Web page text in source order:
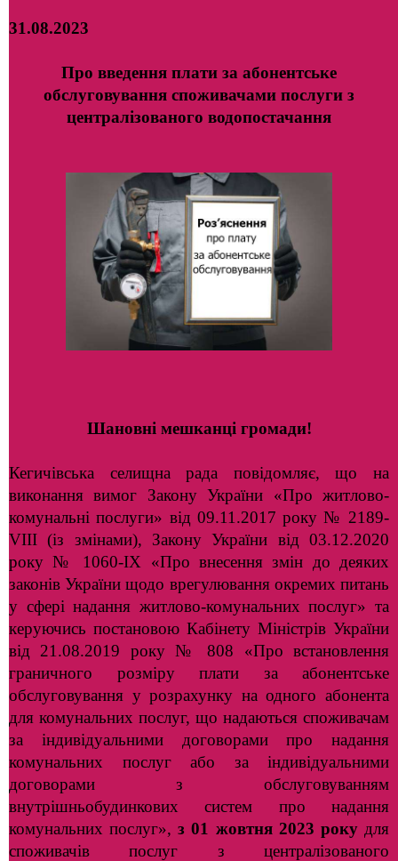
31.08.2023
Про введення плати за абонентське
обслуговування споживачами послуги з
централізованого водопостачання
Шановні мешканці громади!
Кегичівська селищна рада повідомляє, що на
виконання вимог Закону України «Про житлово-
комунальні послуги» від 09.11.2017 року № 2189-
VIII (із змінами), Закону України від 03.12.2020
року № 1060-ІХ «Про внесення змін до деяких
законів України щодо врегулювання окремих питань
у сфері надання житлово-комунальних послуг» та
керуючись постановою Кабінету Міністрів України
від 21.08.2019 року № 808 «Про встановлення
граничного розміру плати за абонентське
обслуговування у розрахунку на одного абонента
для комунальних послуг, що надаються споживачам
за індивідуальними договорами про надання
комунальних послуг або за індивідуальними
договорами з обслуговуванням
внутрішньобудинкових систем про надання
комунальних послуг»,з 01 жовтня 2023 року для
споживачів послуг з централізованого